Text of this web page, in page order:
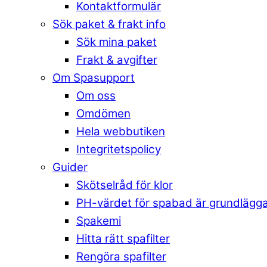
Kontaktformulär
Sök paket & frakt info
Sök mina paket
Frakt & avgifter
Om Spasupport
Om oss
Omdömen
Hela webbutiken
Integritetspolicy
Guider
Skötselråd för klor
PH-värdet för spabad är
Spakemi
Hitta rätt spafilter
Rengöra spafilter